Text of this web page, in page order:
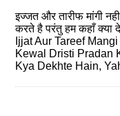
इज्जत और तारीफ मांगी
करते है परंतु हम कहाँ क्या
Ijjat Aur Tareef
Kewal Dristi Pradan
Kya Dekhte Hain,